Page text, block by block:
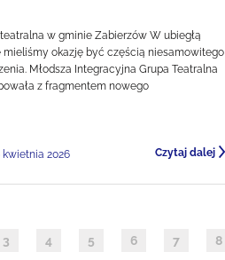
w gminie Zabierzów W ubiegłą
mieliśmy okazję być częścią niesamowitego
Młodsza Integracyjna Grupa Teatralna
z fragmentem nowego
kwietnia 2026 Czytaj dalej
3 4 5 6 7 8